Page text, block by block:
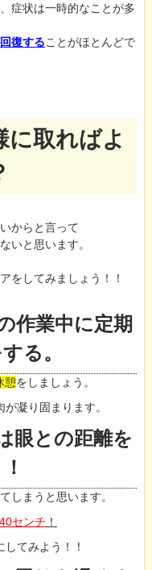
症状は一時的なことが多
復することがほとんどで
に取ればよ
からと言って
いと思います。
をしてみましょう！！
作業中に定期
る。
憩をしましょう。
凝り固まります。
眼との距離を
しまうと思います。
40センチ ！
てみよう！！